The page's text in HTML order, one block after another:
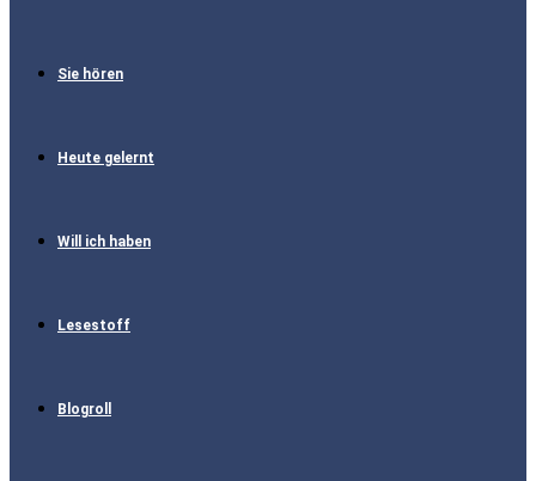
Sie hören
Heute gelernt
Will ich haben
Lesestoff
Blogroll